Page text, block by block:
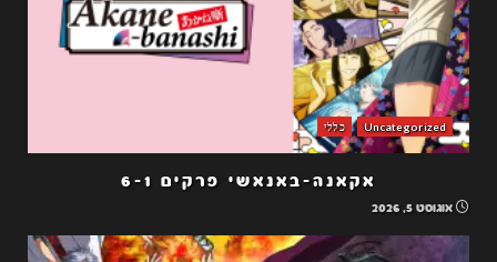
Uncategorized כללי
אקאנה-באנאשי פרקים 6-1
אוגוסט 5, 2026